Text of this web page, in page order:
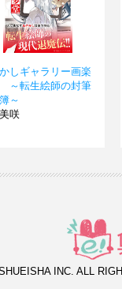
しギャラリー画楽
～転生絵師の封筆
～
咲
INC. ALL